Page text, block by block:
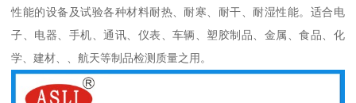
性能的设备及试验各种材料耐热、耐寒、耐干、耐湿性能。适合电
子、电器、手机、通讯、仪表、车辆、塑胶制品、金属、食品、化
学、建材、、航天等制品检测质量之用。